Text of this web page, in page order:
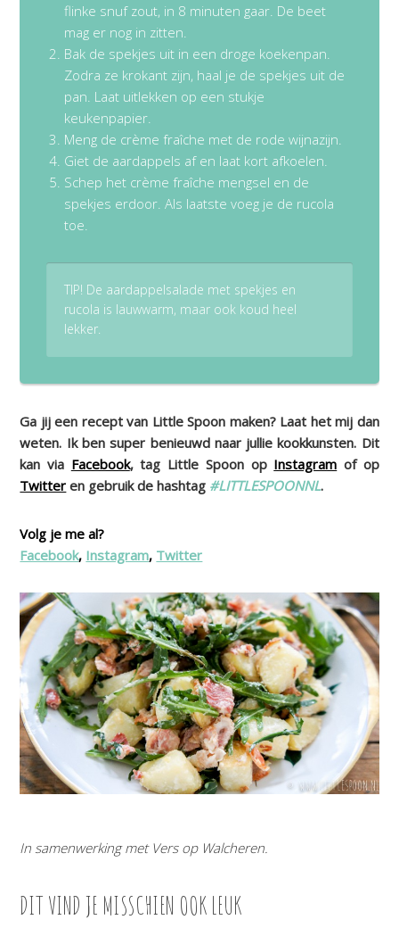
flinke snuf zout, in 8 minuten gaar. De beet
mag er nog in zitten.
Bak de spekjes uit in een droge koekenpan.
Zodra ze krokant zijn, haal je de spekjes uit de
pan. Laat uitlekken op een stukje
keukenpapier.
Meng de crème fraîche met de rode wijnazijn.
Giet de aardappels af en laat kort afkoelen.
Schep het crème fraîche mengsel en de
spekjes erdoor. Als laatste voeg je de rucola
toe.
TIP! De aardappelsalade met spekjes en
rucola is lauwwarm, maar ook koud heel
lekker.
Ga jij een recept van Little Spoon maken? Laat het mij dan
weten. Ik ben super benieuwd naar jullie kookkunsten. Dit
kan via Facebook, tag Little Spoon op Instagram of op
Twitter en gebruik de hashtag #LITTLESPOONNL.
Volg je me al?
Facebook, Instagram, Twitter
In samenwerking met Vers op Walcheren.
DIT VIND JE MISSCHIEN OOK LEUK